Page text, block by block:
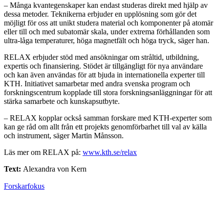
– Många kvantegenskaper kan endast studeras direkt med hjälp av
dessa metoder. Teknikerna erbjuder en upplösning som gör det
möjligt för oss att unikt studera material och komponenter på atomär
eller till och med subatomär skala, under extrema förhållanden som
ultra-låga temperaturer, höga magnetfält och höga tryck, säger han.
RELAX erbjuder stöd med ansökningar om stråltid, utbildning,
expertis och finansiering. Stödet är tillgängligt för nya användare
och kan även användas för att bjuda in internationella experter till
KTH. Initiativet samarbetar med andra svenska program och
forskningscentrum kopplade till stora forskningsanläggningar för att
stärka samarbete och kunskapsutbyte.
– RELAX kopplar också samman forskare med KTH-experter som
kan ge råd om allt från ett projekts genomförbarhet till val av källa
och instrument, säger Martin Månsson.
Läs mer om RELAX på: www.kth.se/relax
Text: Alexandra von Kern
Forskarfokus